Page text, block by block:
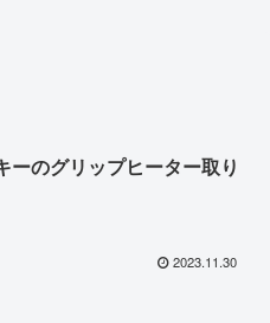
ーのグリップヒーター取り
2023.11.30